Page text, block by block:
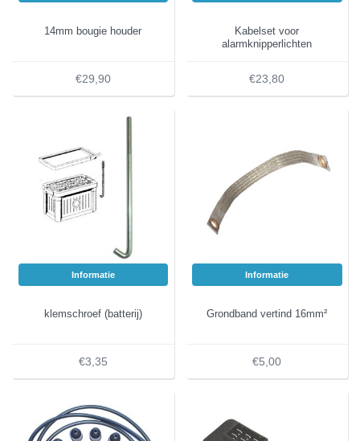
14mm bougie houder
€29,90
Kabelset voor
alarmknipperlichten
€23,80
Informatie
klemschroef (batterij)
€3,35
Informatie
Grondband vertind 16mm²
€5,00